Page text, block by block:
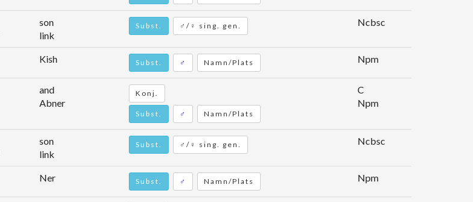
son
link
Subst. ♂/♀ sing. gen. Ncbsc
Kish Subst. ♂ Namn/Plats Npm
and
Abner
Konj.
Subst. ♂ Namn/Plats
C
Npm
son
link
Subst. ♂/♀ sing. gen. Ncbsc
Ner Subst. ♂ Namn/Plats Npm